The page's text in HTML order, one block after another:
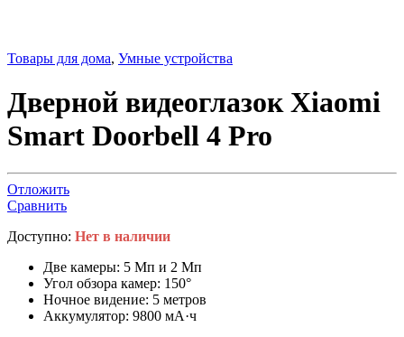
Товары для дома, Умные устройства
Дверной видеоглазок Xiaomi
Smart Doorbell 4 Pro
Отложить
Сравнить
Доступно: Нет в наличии
Две камеры: 5 Мп и 2 Мп
Угол обзора камер: 150°
Ночное видение: 5 метров
Аккумулятор: 9800 мА·ч